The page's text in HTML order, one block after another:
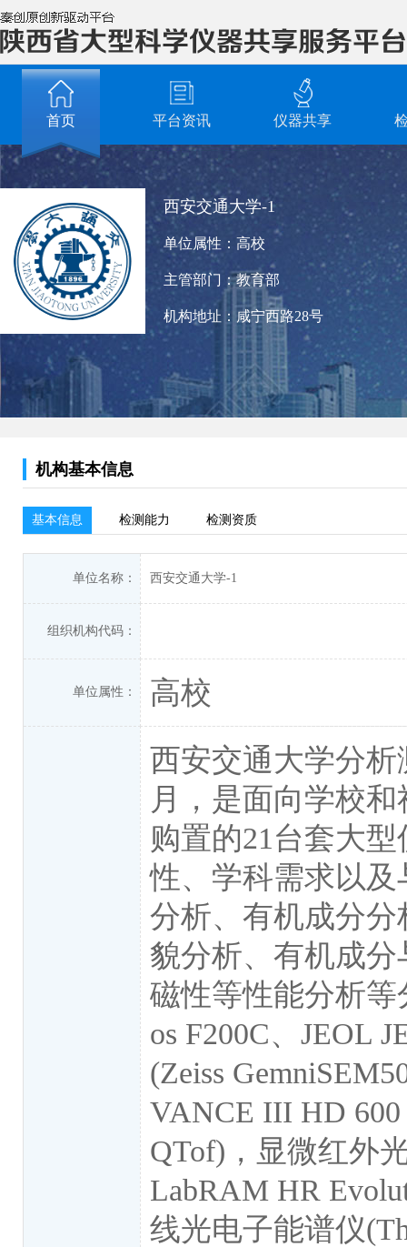
首页 平台资讯 仪器共享
西安交通大学-1
单位属性： 高校
主管部门：教育部
机构地址： 咸宁西路28号
机构基本信息
基本信息 检测能力 检测资质
单位名称： 西安交通大学-1
组织机构代码：
单位属性： 高校
西安交通大学分析
月，是面向学校
购置的21台套大
性、学科需求以
分析、有机成分
貌分析、有机成
磁性等性能分析
os F200C、JEOL
(Zeiss
VANCE III HD
QTof)，显微红外
LabRAM HR
线光电子能谱仪